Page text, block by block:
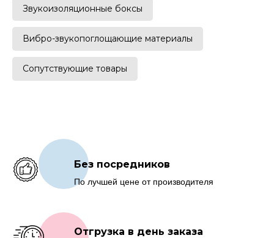
Звукоизоляционные боксы
Вибро-звукопоглощающие материалы
Сопутствующие товары
Без посредников
Отгрузка в день заказа
По лучшей цене от производителя